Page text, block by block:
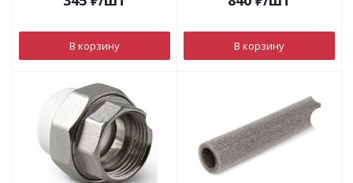
В корзину В корзину